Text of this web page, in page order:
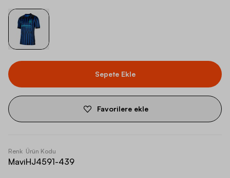
Sepete Ekle
Favorilere ekle
Renk
Mavi
Ürün Kodu
HJ4591-439